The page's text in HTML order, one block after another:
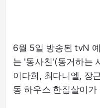
6월 5일 방송된 tvN
는 '동사친'(동거하는
이다희, 최다니엘, 장
동 하우스 한집살이가